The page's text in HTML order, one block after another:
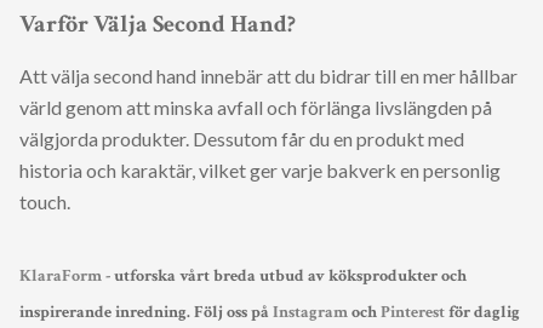
Varför Välja Second Hand?
Att välja second hand innebär att du bidrar till en mer hållbar
värld genom att minska avfall och förlänga livslängden på
välgjorda produkter. Dessutom får du en produkt med
historia och karaktär, vilket ger varje bakverk en personlig
touch.
KlaraForm- utforska vårt breda utbud av köksprodukter och
inspirerande inredning. Följ oss på InstagramochPinterestför daglig